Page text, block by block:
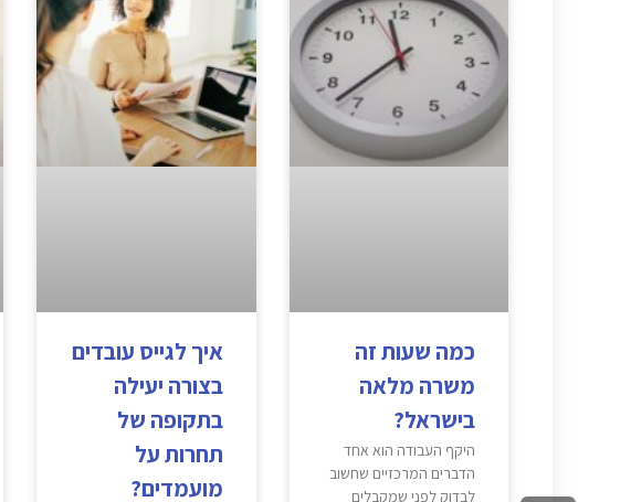
כמה שעות זה
משרה מלאה
בישראל?
היקף העבודה הוא אחד
הדברים המרכזיים שחשוב
לבדוק לפני שמקבלים
איך לגייס עובדים
בצורה יעילה
בתקופה של
תחרות על
מועמדים?